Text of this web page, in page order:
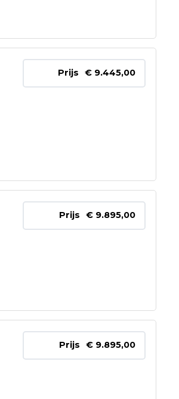
Prijs € 9.445,00
Prijs € 9.895,00
Prijs € 9.895,00